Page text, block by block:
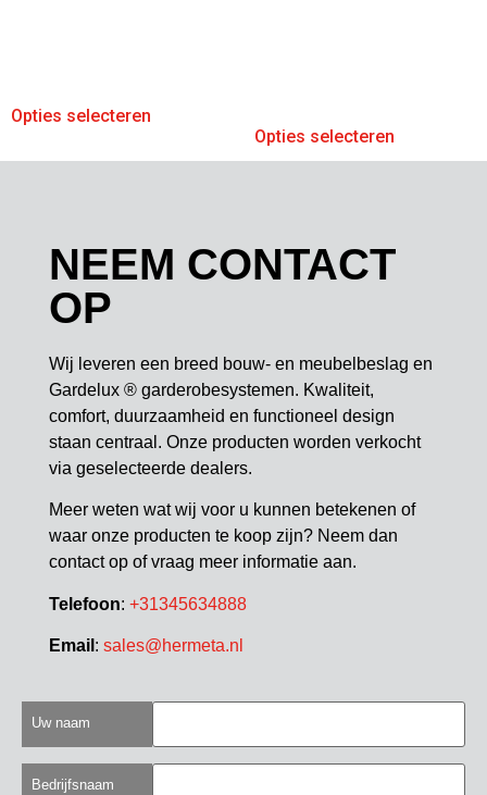
Opties selecteren
Opties selecteren
NEEM CONTACT
OP
Wij leveren een breed bouw- en meubelbeslag en
Gardelux ® garderobesystemen. Kwaliteit,
comfort, duurzaamheid en functioneel design
staan centraal. Onze producten worden verkocht
via geselecteerde dealers.
Meer weten wat wij voor u kunnen betekenen of
waar onze producten te koop zijn? Neem dan
contact op of vraag meer informatie aan.
Telefoon: +31345634888
Email : sales@hermeta.nl
Uw naam
Bedrijfsnaam